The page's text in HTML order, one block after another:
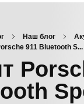
Наш блог
911 Bluetooth S...